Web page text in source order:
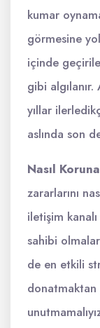
kumar
görmesine
içinde
gibi
yıllar
aslında son
Nasıl
zararlarını
iletişim
sahibi
de en etkili